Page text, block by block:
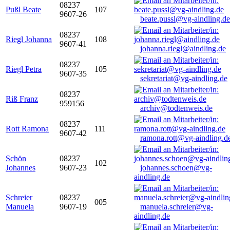
Pußl Beate
08237
9607-26
107
beate.pussl@vg-aindling.de
Riegl Johanna
08237
9607-41
108
johanna.riegl@aindling.de
Riegl Petra
08237
9607-35
105
sekretariat@vg-aindling.de
Riß Franz
08237
959156
archiv@todtenweis.de
Rott Ramona
08237
9607-42
111
ramona.rott@vg-
Schön
Johannes
08237
9607-23
102
johannes.schoen@vg-
aindling.de
Schreier
Manuela
08237
9607-19
005
manuela.schreier@vg-
aindling.de